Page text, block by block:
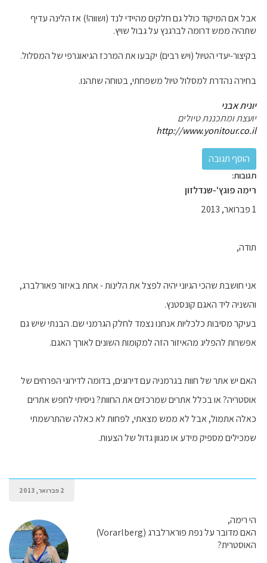
אבל אם המיקוד כולל גם חלקים מהיידי לנד (ושווה!) אז הלינה עדיף
שתהיה ממש דרומה לברגנץ על גבול שויץ.
בקיצור-יעדי הטיול (ויש רבים) יקבעו את המרכז הגיאוגרפי של המסלול.
בחירה נהדרת למסלול טיול משפחתי, בטוחה שתהנו.
יונית אבני
יועצת ומתכננת טיולים
http://www.yonitour.co.il
תגובות:
רימה פוגץ'-שנדלזון
1 פברואר, 2013
תודה,
אני חושבת שהכי הגיוני יהיה לפצל את הלינות - אחת באיזור פאורלברג,
והשניה ליד האגם קונסטנץ.
בעיקר מסיבות כלכליות אנחנו נצמד לחלק הגרמני שם. הבנתי שיש גם
אפשרות להפליג מהאיזור הזה למקומות השונים לאורך האגם.
האם יש אתר של חוות בגרמניה עם דירוגים, בדומה לדירוגי הפרחים של
אוסטריה? או בכלל אתרים שמרכזים את החוות? ניסיתי לחפש אתרים
כאלה אתמול, אבל לא ממש מצאתי, לפחות לא כאלה שהתרשמתי
שמכילים מספיק מידע או מגוון גדול של הצעות.
2 פברואר, 2013
הי רימה,
האם מדובר על נפת פורארלברג (Vorarlberg)
האוסטרית?